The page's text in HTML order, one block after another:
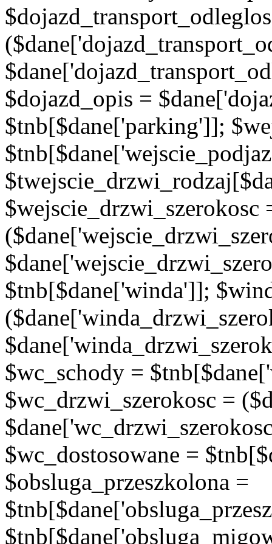
$dojazd_opis =
$tnb[$dane['parking']];
$wejscie_drzwi_szerokosc
$tnb[$dane['winda']];
$wc_schody =
$wc_drzwi_szerokosc =
$wc_dostosowane =
$obsluga_przeszkolona =